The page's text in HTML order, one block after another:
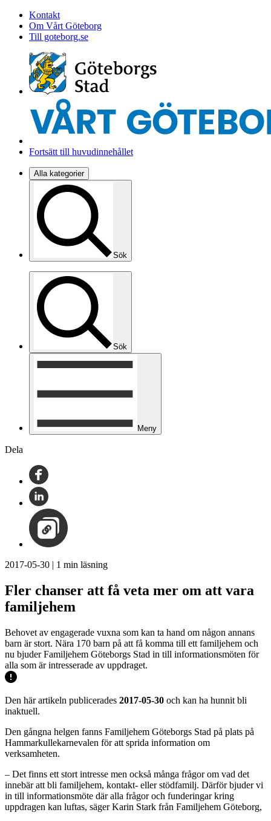
Kontakt
Om Vårt Göteborg
Till goteborg.se
Fortsätt till huvudinnehållet
Alla kategorier
Sök
Sök
Meny
Dela
2017-05-30 | 1 min läsning
Fler chanser att få veta mer om att vara
familjehem
Behovet av engagerade vuxna som kan ta hand om någon annans
barn är stort. Nära 170 barn på att få komma till ett familjehem och
nu bjuder Familjehem Göteborgs Stad in till informationsmöten för
alla som är intresserade av uppdraget.
Den här artikeln publicerades 2017-05-30 och kan ha hunnit bli
inaktuell.
Den gångna helgen fanns Familjehem Göteborgs Stad på plats på
Hammarkullekarnevalen för att sprida information om
verksamheten.
– Det finns ett stort intresse men också många frågor om vad det
innebär att bli familjehem, kontakt- eller stödfamilj. Därför bjuder vi
in till informationsmöte där alla frågor och funderingar kring
uppdragen kan luftas, säger Karin Stark från Familjehem Göteborg,